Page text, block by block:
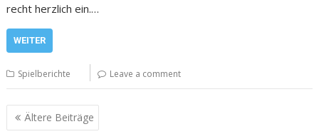
recht herzlich ein.…
WEITER
Spielberichte Leave a comment
Beitragsnavigation
Ältere Beiträge